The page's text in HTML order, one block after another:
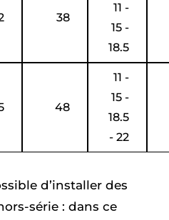
38
11 -
15 -
18.5
48
11 -
15 -
18.5
- 22
d’installer des
série : dans ce